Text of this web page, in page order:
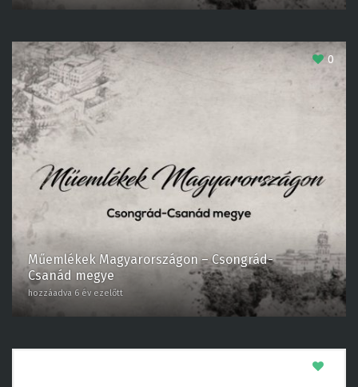
0
Műemlékek Magyarországon – Csongrád-
Csanád megye
hozzáadva 6 év ezelőtt